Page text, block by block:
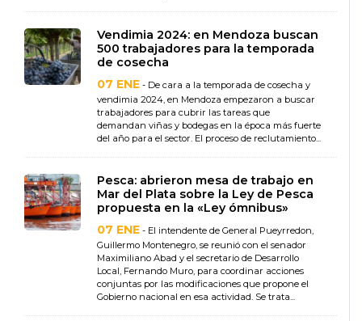
Vendimia 2024: en Mendoza buscan
500 trabajadores para la temporada
de cosecha
07 ENE - De cara a la temporada de cosecha y
vendimia 2024, en Mendoza empezaron a buscar
trabajadores para cubrir las tareas que
demandan viñas y bodegas en la época más fuerte
del año para el sector. El proceso de reclutamiento...
Pesca: abrieron mesa de trabajo en
Mar del Plata sobre la Ley de Pesca
propuesta en la «Ley ómnibus»
07 ENE - El intendente de General Pueyrredon,
Guillermo Montenegro, se reunió con el senador
Maximiliano Abad y el secretario de Desarrollo
Local, Fernando Muro, para coordinar acciones
conjuntas por las modificaciones que propone el
Gobierno nacional en esa actividad. Se trata...